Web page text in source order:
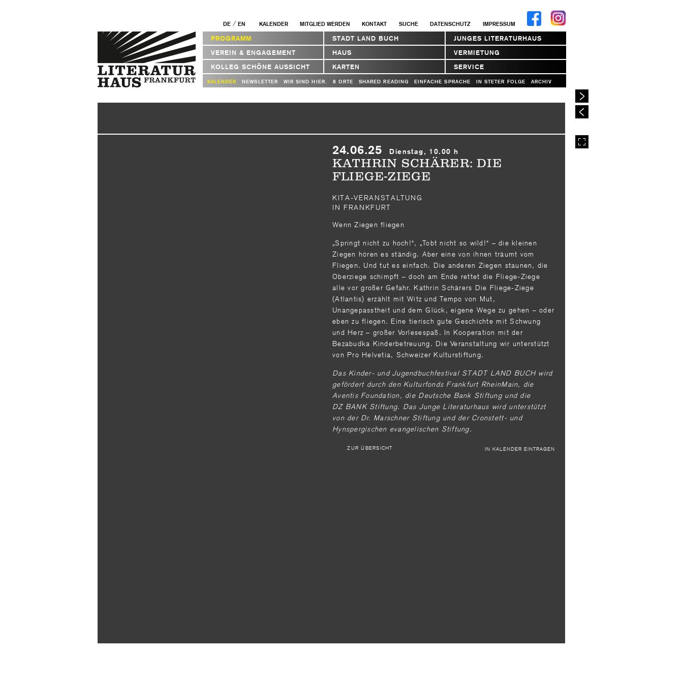
DE /EN KALENDER MITGLIED WERDEN KONTAKT SUCHE DATENSCHUTZ IMPRESSUM
PROGRAMM STADT LAND BUCH
JUNGES LITERATURHAUS
VEREIN & ENGAGEMENT
HAUS
VERMIETUNG
KOLLEG SCHÖNE AUSSICHT
KARTEN SERVICE
KALENDER NEWSLETTER WIR SIND HIER. 8 ORTE SHARED READING EINFACHE SPRACHE IN STETER FOLGE ARCHIV
24.06.25 Dienstag, 10.00 h
KATHRIN SCHÄRER: DIE
FLIEGE-ZIEGE
KITA-VERANSTALTUNG
IN FRANKFURT
Wenn Ziegen fliegen
„Springt nicht zu hoch!“, „Tobt nicht so wild!“ – die kleinen
Ziegen hören es ständig. Aber eine von ihnen träumt vom
Fliegen. Und tut es einfach. Die anderen Ziegen staunen, die
Oberziege schimpft – doch am Ende rettet die Fliege-Ziege
alle vor großer Gefahr. Kathrin Schärers Die Fliege-Ziege
(Atlantis) erzählt mit Witz und Tempo von Mut,
Unangepasstheit und dem Glück, eigene Wege zu gehen – oder
eben zu fliegen. Eine tierisch gute Geschichte mit Schwung
und Herz – großer Vorlesespaß. In Kooperation mit der
Bezabudka Kinderbetreuung. Die Veranstaltung wir unterstützt
von Pro Helvetia, Schweizer Kulturstiftung.
Das Kinder- und Jugendbuchfestival STADT LAND BUCH wird
gefördert durch den Kulturfonds Frankfurt RheinMain, die
Aventis Foundation, die Deutsche Bank Stiftung und die
DZ BANK Stiftung. Das Junge Literaturhaus wird unterstützt
von der Dr. Marschner Stiftung und der Cronstett- und
Hynspergischen evangelischen Stiftung.
ZUR ÜBERSICHT IN KALENDER EINTRAGEN